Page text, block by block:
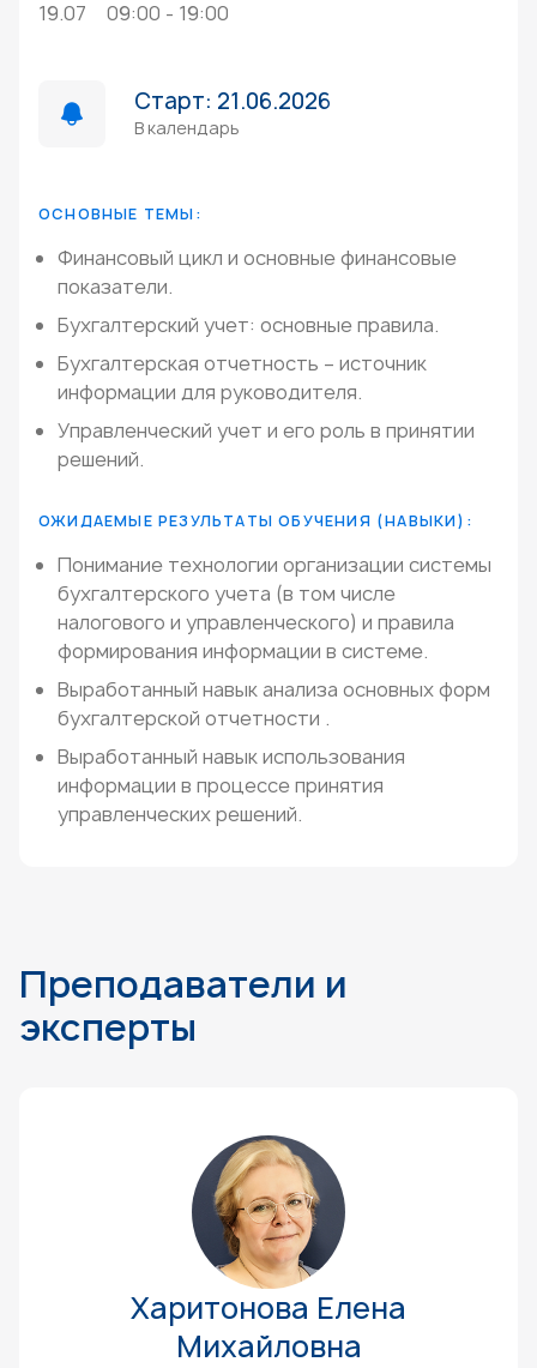
19.07 09:00 - 19:00
Старт: 21.06.2026
В календарь
ОСНОВНЫЕ ТЕМЫ:
Финансовый цикл и основные финансовые
показатели.
Бухгалтерский учет: основные правила.
Бухгалтерская отчетность – источник
информации для руководителя.
Управленческий учет и его роль в принятии
решений.
ОЖИДАЕМЫЕ РЕЗУЛЬТАТЫ ОБУЧЕНИЯ (НАВЫКИ):
Понимание технологии организации системы
бухгалтерского учета (в том числе
налогового и управленческого) и правила
формирования информации в системе.
Выработанный навык анализа основных форм
бухгалтерской отчетности .
Выработанный навык использования
информации в процессе принятия
управленческих решений.
Преподаватели и
эксперты
Харитонова Елена
Михайловна